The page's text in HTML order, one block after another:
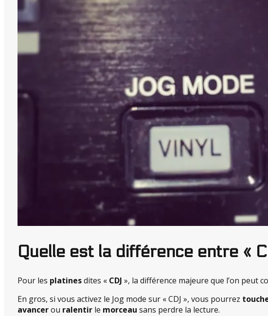
Quelle est la différence entre «
Pour les platinesdites « CDJ », la différence majeure que l’on peut
En gros, si vous activez le Jog mode sur « CDJ », vous pourrez
avancerou ralentir le morceau sans perdre la lecture.